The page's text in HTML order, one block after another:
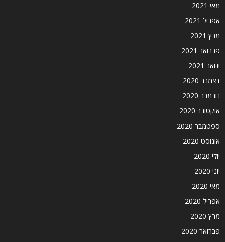
מאי 2021
אפריל 2021
מרץ 2021
פברואר 2021
ינואר 2021
דצמבר 2020
נובמבר 2020
אוקטובר 2020
ספטמבר 2020
אוגוסט 2020
יולי 2020
יוני 2020
מאי 2020
אפריל 2020
מרץ 2020
פברואר 2020